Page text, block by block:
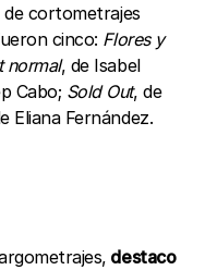
de cortometrajes
cinco: Flores y
normal, de Isabel
Cabo; Sold Out, de
Eliana Fernández.
destaco